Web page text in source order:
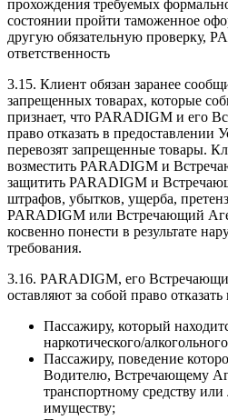
прохождения требуемых
состоянии пройти таможенное
другую обязательную проверку,
ответственность
3.15. Клиент обязан заранее
запрещенных товарах, которые
признает, что PARADIGM и его
право отказать в предоставлении
перевозят запрещенные товары.
возместить PARADIGM и
защитить PARADIGM и
штрафов, убытков, ущерба,
PARADIGM или Встречающий
косвенно понести в результате
требования.
3.16. PARADIGM, его
оставляют за собой право
Пассажиру, который
наркотического/
Пассажиру, поведение
Водителю, Встречающему
транспортному средству
имуществу;